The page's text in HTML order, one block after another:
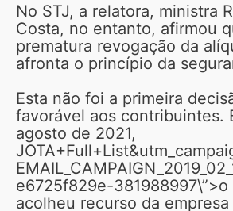
No STJ, a relatora, ministra
Costa, no entanto, afirmou
prematura revogação da
afronta o princípio da
Esta não foi a primeira
favorável aos contribuintes.
agosto de 2021,
e6725f829e-
acolheu recurso da